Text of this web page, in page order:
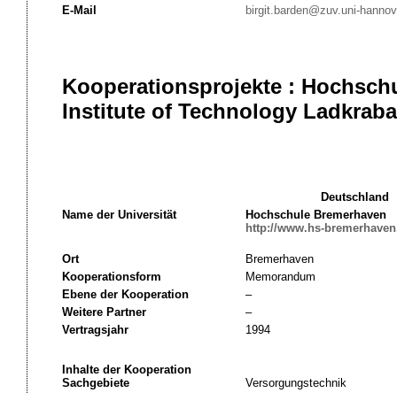
E-Mail
birgit.barden@zuv.uni-
Kooperationsprojekte :
Institute of Technology
Deutschland
Name der Universität
Hochschule Bremerhaven
http://www.hs-
Ort
Bremerhaven
Kooperationsform
Memorandum
Ebene der Kooperation
–
Weitere Partner
–
Vertragsjahr
1994
Inhalte der Kooperation
Sachgebiete
Versorgungstechnik